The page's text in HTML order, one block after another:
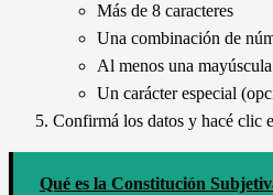
Más de 8 caracteres
Una combinación de
Al menos una mayúscula
Un carácter especial
Confirmá los datos y hacé clic
Qué es la Constitución